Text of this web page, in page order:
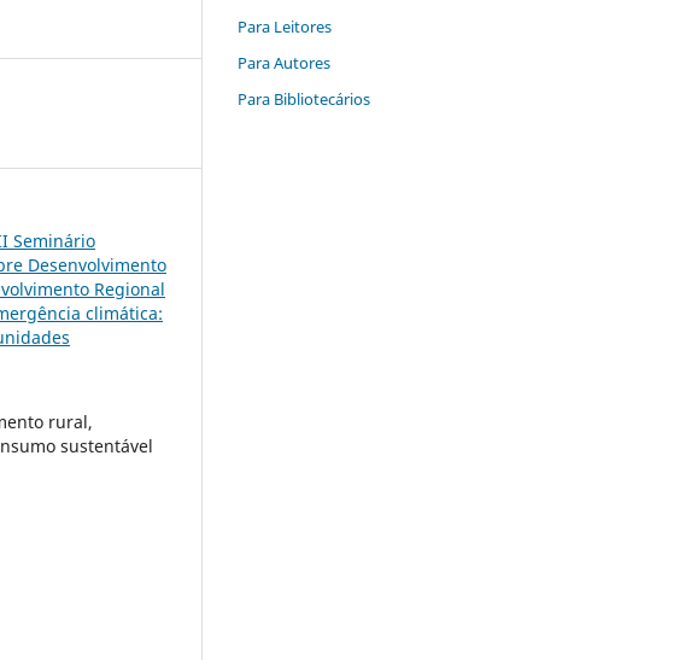
Seminário
Desenvolvimento
Regional
climática:
rural,
sustentável
Para Leitores
Para Autores
Para Bibliotecários